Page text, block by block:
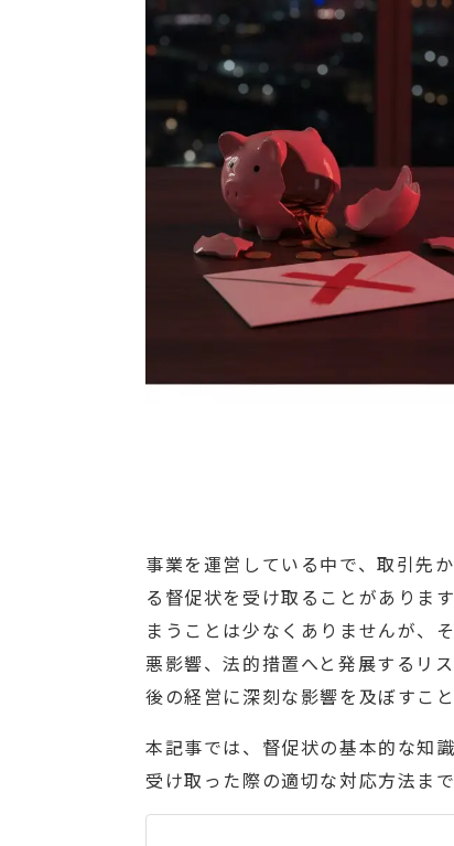
事業を運営している中で、取引先
る督促状を受け取ることがありま
まうことは少なくありませんが、
悪影響、法的措置へと発展するリ
後の経営に深刻な影響を及ぼすこ
本記事では、督促状の基本的な知
受け取った際の適切な対応方法ま